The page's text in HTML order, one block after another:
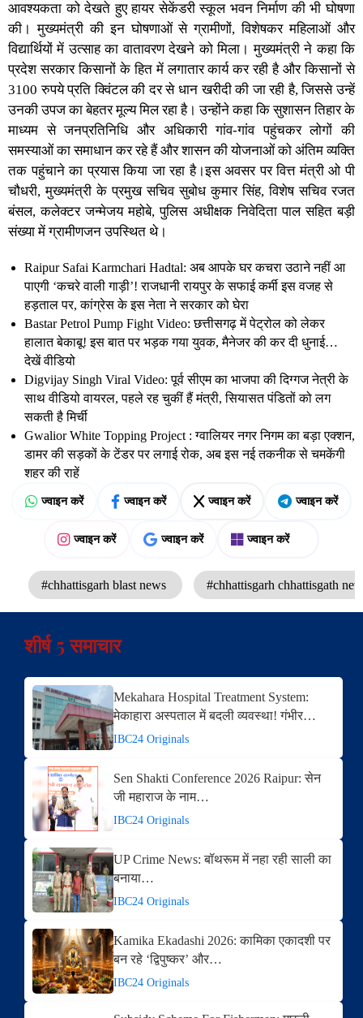
आवश्यकता को देखते हुए हायर सेकेंडरी स्कूल भवन निर्माण की भी घोषणा
की। मुख्यमंत्री की इन घोषणाओं से ग्रामीणों, विशेषकर महिलाओं और
विद्यार्थियों में उत्साह का वातावरण देखने को मिला। मुख्यमंत्री ने कहा कि
प्रदेश सरकार किसानों के हित में लगातार कार्य कर रही है और किसानों से
3100 रुपये प्रति क्विंटल की दर से धान खरीदी की जा रही है, जिससे उन्हें
उनकी उपज का बेहतर मूल्य मिल रहा है। उन्होंने कहा कि सुशासन तिहार के
माध्यम से जनप्रतिनिधि और अधिकारी गांव-गांव पहुंचकर लोगों की
समस्याओं का समाधान कर रहे हैं और शासन की योजनाओं को अंतिम व्यक्ति
तक पहुंचाने का प्रयास किया जा रहा है।इस अवसर पर वित्त मंत्री ओ पी
चौधरी, मुख्यमंत्री के प्रमुख सचिव सुबोध कुमार सिंह, विशेष सचिव रजत
बंसल, कलेक्टर जन्मेजय महोबे, पुलिस अधीक्षक निवेदिता पाल सहित बड़ी
संख्या में ग्रामीणजन उपस्थित थे।
Raipur Safai Karmchari Hadtal: अब आपके घर कचरा उठाने नहीं आ
पाएगी ‘कचरे वाली गाड़ी’! राजधानी रायपुर के सफाई कर्मी इस वजह से
हड़ताल पर, कांग्रेस के इस नेता ने सरकार को घेरा
Bastar Petrol Pump Fight Video: छत्तीसगढ़ में पेट्रोल को लेकर
हालात बेकाबू! इस बात पर भड़क गया युवक, मैनेजर की कर दी धुनाई…
देखें वीडियो
Digvijay Singh Viral Video: पूर्व सीएम का भाजपा की दिग्गज नेत्री के
साथ वीडियो वायरल, पहले रह चुकीं हैं मंत्री, सियासत पंडितों को लग
सकती है मिर्ची
Gwalior White Topping Project : ग्वालियर नगर निगम का बड़ा एक्शन,
डामर की सड़कों के टेंडर पर लगाई रोक, अब इस नई तकनीक से चमकेंगी
शहर की राहें
ज्वाइन करें ज्वाइन करें ज्वाइन करें ज्वाइन करें
ज्वाइन करें ज्वाइन करें ज्वाइन करें
#chhattisgarh blast news #chhattisgarh chhattisgath
शीर्ष 5 समाचार
Mekahara Hospital Treatment System:
मेकाहारा अस्पताल में बदली व्यवस्था! गंभीर…
IBC24 Originals
Sen Shakti Conference 2026 Raipur: सेन
जी महाराज के नाम…
IBC24 Originals
UP Crime News: बॉथरूम में नहा रही साली का
बनाया…
IBC24 Originals
Kamika Ekadashi 2026: कामिका एकादशी पर
बन रहे ‘द्विपुष्कर’ और…
IBC24 Originals